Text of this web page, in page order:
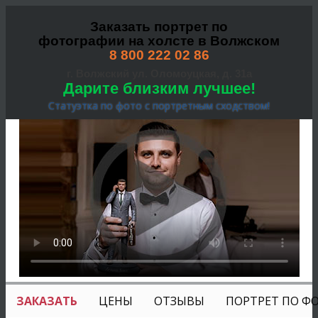
Заказать портрет по
фотографии на холсте в Волжском
8 800 222 02 86
Дарите близким лучшее!
Статуэтка по фото с портретным сходством!
ЗАКАЗАТЬ ЦЕНЫ ОТЗЫВЫ ПОРТРЕТ ПО